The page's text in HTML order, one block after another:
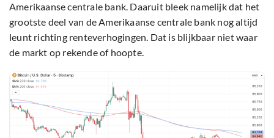
Amerikaanse centrale bank. Daaruit bleek namelijk dat het
grootste deel van de Amerikaanse centrale bank nog altijd
leunt richting renteverhogingen. Dat is blijkbaar niet waar
de markt op rekende of hoopte.